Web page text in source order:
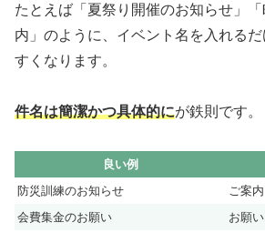
たとえば「夏祭り開催のお知らせ」
内」のように、イベント名を入れる
すくなります。
件名は簡潔かつ具体的にが鉄則です。
良い例
防災訓練のお知らせ
ご案内
会費集金のお願い
お願